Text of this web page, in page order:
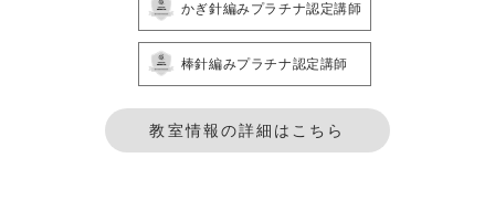
かぎ針編みプラチナ認定講師
棒針編みプラチナ認定講師
教室情報の詳細はこちら